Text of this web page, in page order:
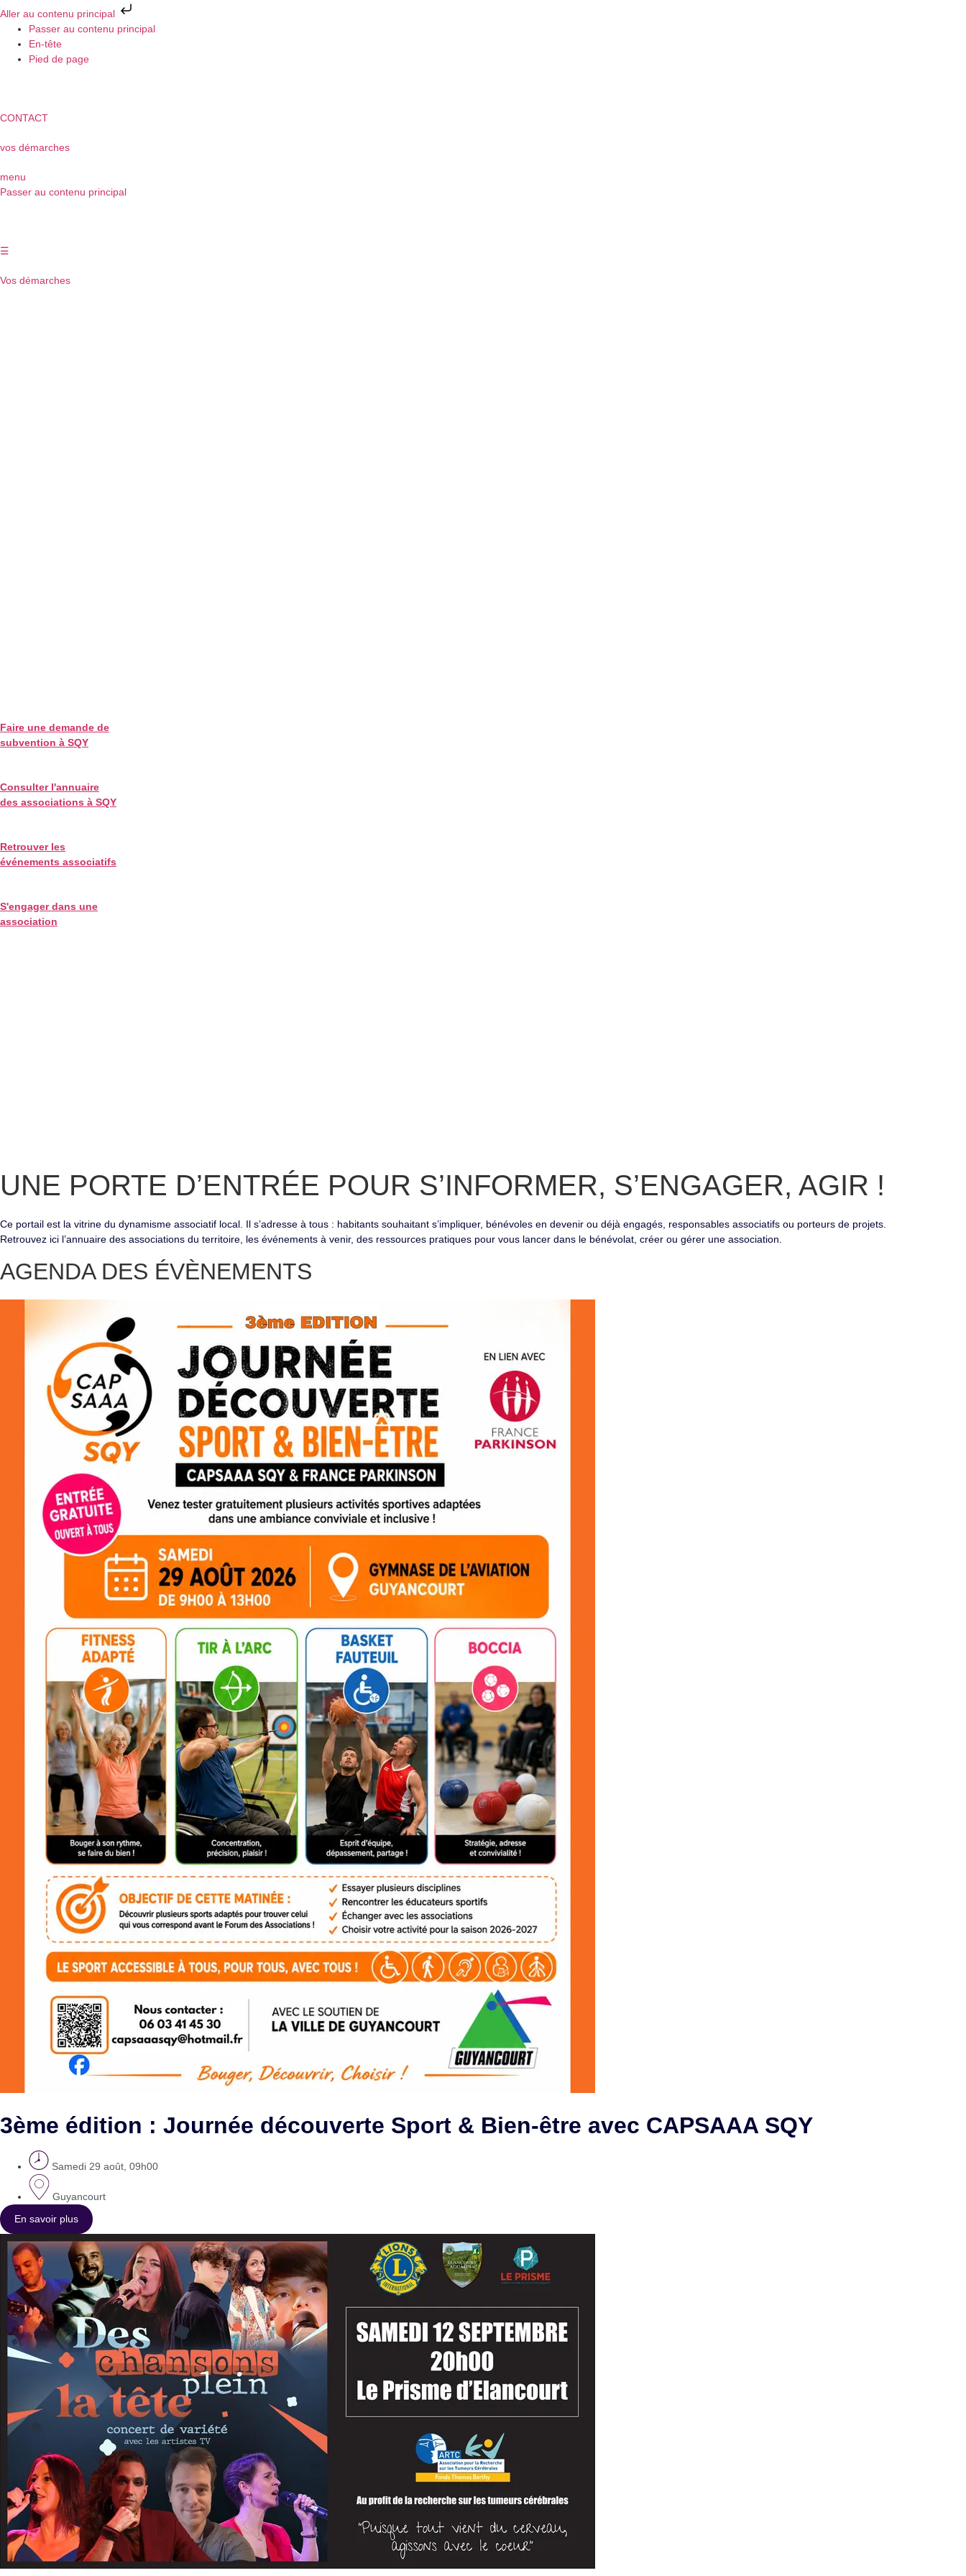
Aller au contenu principal
Passer au contenu principal
En-tête
Pied de page
CONTACT
vos démarches
menu
Passer au contenu principal
☰
Vos démarches
Faire une demande de
subvention à SQY
Consulter l'annuaire
des associations à SQY
Retrouver les
événements associatifs
S'engager dans une
association
UNE PORTE D’ENTRÉE POUR S’INFORMER, S’ENGAGER, AGIR !
Ce portail est la vitrine du dynamisme associatif local. Il s’adresse à tous : habitants souhaitant s’impliquer, bénévoles en devenir ou déjà engagés, responsables associatifs ou porteurs de projets.
Retrouvez ici l’annuaire des associations du territoire, les événements à venir, des ressources pratiques pour vous lancer dans le bénévolat, créer ou gérer une association.
AGENDA DES ÉVÈNEMENTS
3ème édition : Journée découverte Sport & Bien-être avec CAPSAAA SQY
Samedi 29 août, 09h00
Guyancourt
En savoir plus